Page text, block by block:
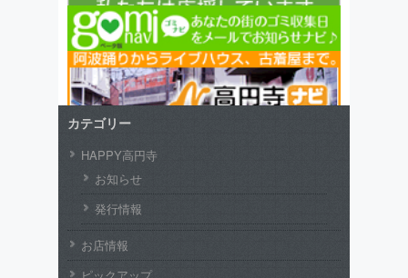
カテゴリー
HAPPY高円寺
お知らせ
発行情報
お店情報